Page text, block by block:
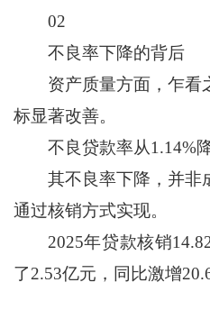
02
不良率下降的背后
资产质量方面，乍看
标显著改善。
不良贷款率从1.14%降
其不良率下降，并非
通过核销方式实现。
2025年贷款核销14.82
了2.53亿元，同比激增